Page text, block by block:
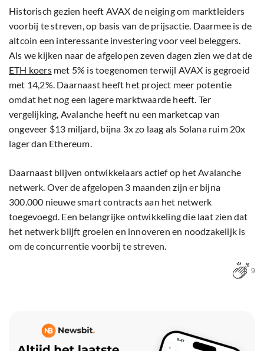
Historisch gezien heeft AVAX de neiging om marktleiders
voorbij te streven, op basis van de prijsactie. Daarmee is de
altcoin een interessante investering voor veel beleggers.
Als we kijken naar de afgelopen zeven dagen zien we dat de
ETH koersmet 5% is toegenomen terwijl AVAX is gegroeid
met 14,2%. Daarnaast heeft het project meer potentie
omdat het nog een lagere marktwaarde heeft. Ter
vergelijking, Avalanche heeft nu een marketcap van
ongeveer $13 miljard, bijna 3x zo laag als Solana ruim 20x
lager dan Ethereum.
Daarnaast blijven ontwikkelaars actief op het Avalanche
netwerk. Over de afgelopen 3 maanden zijn er bijna
300.000 nieuwe smart contracts aan het netwerk
toegevoegd. Een belangrijke ontwikkeling die laat zien dat
het netwerk blijft groeien en innoveren en noodzakelijk is
om de concurrentie voorbij te streven.
9